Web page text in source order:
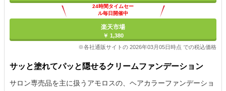
24時間タイムセー
ル毎日開催中
楽天市場
￥ 1,380
※各社通販サイトの 2026年03月05日時点 での税込価格
サッと塗れてパッと隠せるクリームファンデーション
サロン専売品を主に扱うアモロスの、ヘアカラーファンデーショ